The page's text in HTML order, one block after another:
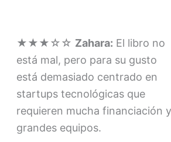
★★★☆☆ Zahara: El libro no
está mal, pero para su gusto
está demasiado centrado en
startups tecnológicas que
requieren mucha financiación y
grandes equipos.